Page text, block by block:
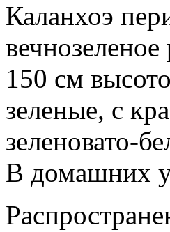
Каланхоэ
150 см
зеленые, с
зеленовато-
В домашних